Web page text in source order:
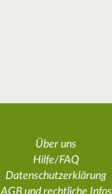
Über uns
Hilfe/FAQ
Datenschutzerklärung
AGB und rechtliche Infos